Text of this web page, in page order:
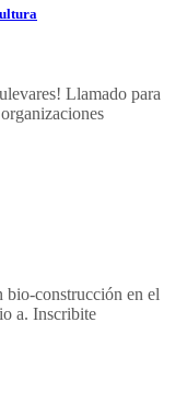
Llamado para
bio-construcción en el
a. Inscribite